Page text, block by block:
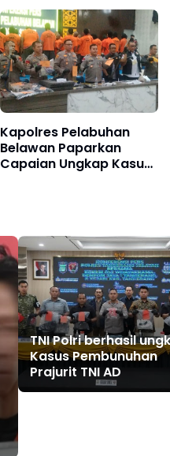
Kapolres Pelabuhan
Belawan Paparkan
Capaian Ungkap Kasus,
TNI Polri berhasil
Kasus Pembunuhan
Prajurit TNI AD